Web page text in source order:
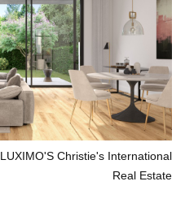
LUXIMO'S Christie's International
Real Estate